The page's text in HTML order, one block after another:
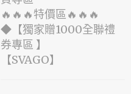
🔥🔥🔥特價區🔥🔥🔥
◆【獨家贈1000全聯禮
券專區 】
️【SVAGO】️